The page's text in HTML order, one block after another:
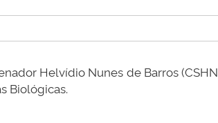
Helvídio Nunes de Barros
Biológicas.